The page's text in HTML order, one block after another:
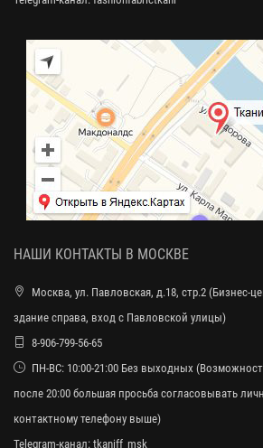
НАШИ КОНТАКТЫ В МОСКВЕ
Москва, ул. Павловская, д.18, стр.2 (Бизнес-
здание справа, вход с Павловской улицы)
8-906-799-56-65
ПН-ВС: 10:00-21:00 Без выходных
после 20:00 большая просьба согласовывать
контактному телефону выше)
Telegram-канал: tkaniff_msk